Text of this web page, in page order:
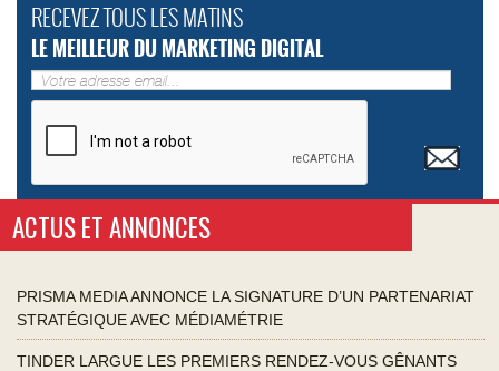
RECEVEZ TOUS LES MATINS
LE MEILLEUR DU MARKETING DIGITAL
ACTUS ET ANNONCES
PRISMA MEDIA ANNONCE LA SIGNATURE D’UN PARTENARIAT
STRATÉGIQUE AVEC MÉDIAMÉTRIE
TINDER LARGUE LES PREMIERS RENDEZ-VOUS GÊNANTS